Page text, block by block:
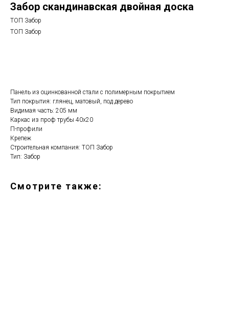
Забор скандинавская двойная доска
ТОП Забор
ТОП Забор
Панель из оцинкованной стали с полимерным покрытием
Тип покрытия: глянец, матовый, под дерево
Видимая часть: 205 мм
Каркас из проф трубы 40х20
П-профили
Крепеж
Строительная компания: ТОП Забор
Тип: Забор
Смотрите также: